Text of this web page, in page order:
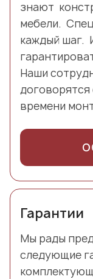
знают
мебели.
каждый шаг.
Наши
времени
Гарантии
Мы рады
следующие